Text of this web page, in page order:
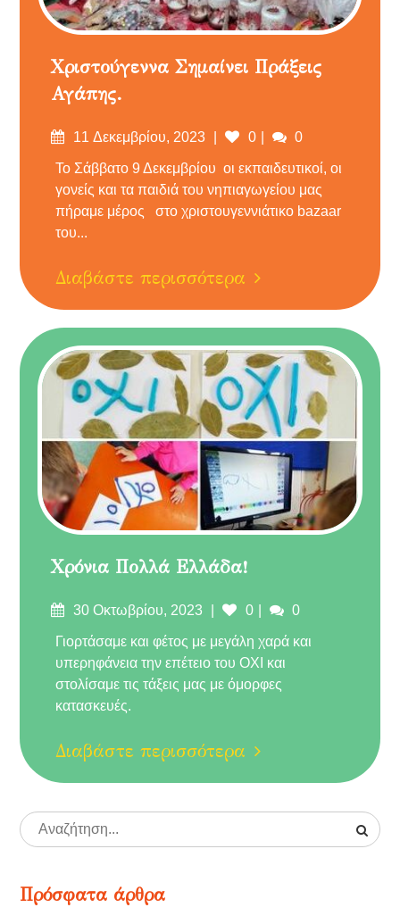
Χριστούγεννα Σημαίνει Πράξεις
Αγάπης.
11 Δεκεμβρίου, 2023 0 0
Το Σάββατο 9 Δεκεμβρίου οι εκπαιδευτικοί, οι
γονείς και τα παιδιά του νηπιαγωγείου μας
πήραμε μέρος στο χριστουγεννιάτικο bazaar
του...
Διαβάστε περισσότερα
Χρόνια Πολλά Ελλάδα!
30 Οκτωβρίου, 2023 0 0
Γιορτάσαμε και φέτος με μεγάλη χαρά και
υπερηφάνεια την επέτειο του ΟΧΙ και
στολίσαμε τις τάξεις μας με όμορφες
κατασκευές.
Διαβάστε περισσότερα
Πρόσφατα άρθρα